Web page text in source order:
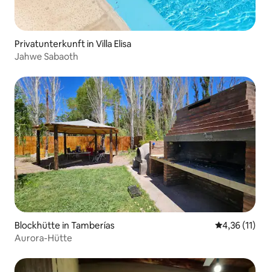
Privatunterkunft in Villa Elisa
Jahwe Sabaoth
Blockhütte in Tamberías
4,36 (11)
Aurora-Hütte